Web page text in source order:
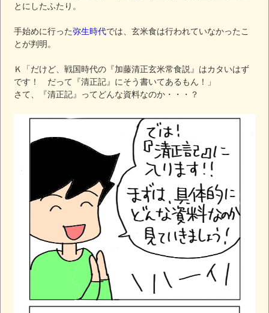
とにしたふたり。
手始めに行った弥生時代では、玄米食は行われていなかったこ
とが判明。
Ｋ「だけど、戦国時代の『加藤清正玄米常食説』はカタいはず
です！ だって『清正記』にそう書いてあるもん！」
さて、『清正記』ってどんな資料なのか・・・？